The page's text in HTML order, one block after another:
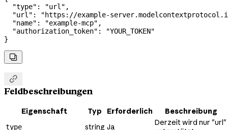
  "type"
: "url" ,
  "url"
:
"https://example-
  "name"
: "example-mcp" ,
  "authorization_token"
:
"YOUR_TOKEN"
}


Feldbeschreibungen
Eigenschaft Typ Erforderlich Beschreibung
type string Ja
Derzeit wird nur "url"